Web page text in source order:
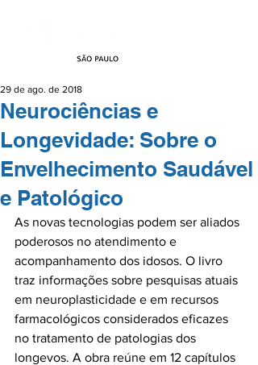
Neurociências e
Longevidade: Sobre o
Envelhecimento Saudável
e Patológico
29 de ago. de 2018
As novas tecnologias podem ser aliados
poderosos no atendimento e
acompanhamento dos idosos. O livro
traz informações sobre pesquisas atuais
em neuroplasticidade e em recursos
farmacológicos considerados eficazes
no tratamento de patologias dos
longevos. A obra reúne em 12 capítulos